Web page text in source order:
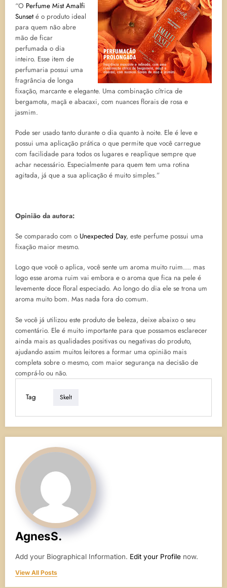
“O Perfume Mist Amalfi
Sunseté o produto ideal
para quem não abre
mão de ficar
perfumada o dia
inteiro. Esse item de
perfumaria possui uma
fragrância de longa
fixação, marcante e elegante. Uma combinação cítrica de
bergamota, maçã e abacaxi, com nuances florais de rosa e
jasmim.
Pode ser usado tanto durante o dia quanto à noite. Ele é leve e
possui uma aplicação prática o que permite que você carregue
com facilidade para todos os lugares e reaplique sempre que
achar necessário. Especialmente para quem tem uma rotina
agitada, já que a sua aplicação é muito simples.”
Opinião da autora:
Se comparado com o Unexpected Day, este perfume possui uma
fixação maior mesmo.
Logo que você o aplica, você sente um aroma muito ruim…. mas
logo esse aroma ruim vai embora e o aroma que fica na pele é
levemente doce floral especiado. Ao longo do dia ele se trona um
aroma muito bom. Mas nada fora do comum.
Se você já utilizou este produto de beleza, deixe abaixo o seu
comentário. Ele é muito importante para que possamos esclarecer
ainda mais as qualidades positivas ou negativas do produto,
ajudando assim muitos leitores a formar uma opinião mais
completa sobre o mesmo, com maior segurança na decisão de
comprá-lo ou não.
Tag Skelt
AgnesS.
Add your Biographical Information. Edit your Profile now.
View All Posts